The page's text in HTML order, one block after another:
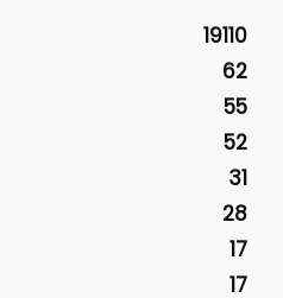
19110
62
55
52
31
28
17
17